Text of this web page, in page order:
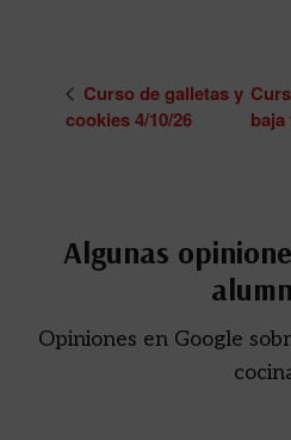
Curso de galletas y
cookies 4/10/26
baja
Algunas
Opiniones en Google